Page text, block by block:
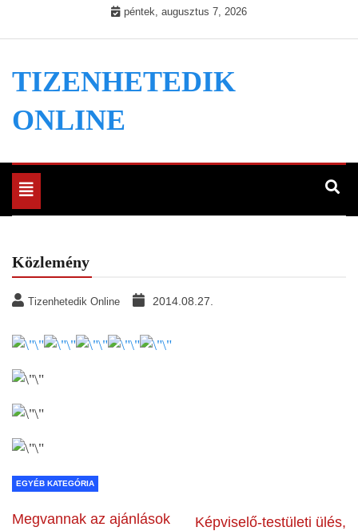
péntek, augusztus 7, 2026
TIZENHETEDIK
ONLINE
Toggle
navigation
Közlemény
Tizenhetedik Online 2014.08.27.
EGYÉB KATEGÓRIA
Megvannak az ajánlások
Képviselő-testületi ülés,